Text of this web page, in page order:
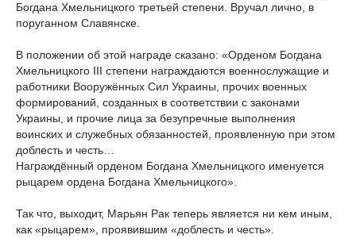
Богдана Хмельницкого третьей степени. Вручал лично, в
поруганном Славянске.
В положении об этой награде сказано: «Орденом Богдана
Хмельницкого ІІІ степени награждаются военнослужащие и
работники Вооружённых Сил Украины, прочих военных
формирований, созданных в соответствии с законами
Украины, и прочие лица за безупречные выполнения
воинских и служебных обязанностей, проявленную при этом
доблесть и честь…
Награждённый орденом Богдана Хмельницкого именуется
рыцарем ордена Богдана Хмельницкого».
Так что, выходит, Марьян Рак теперь является ни кем иным,
как «рыцарем», проявившим «доблесть и честь».